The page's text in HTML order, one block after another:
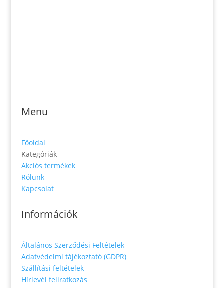
Menu
Főoldal
Kategóriák
Akciós termékek
Rólunk
Kapcsolat
Információk
Általános Szerződési Feltételek
Adatvédelmi tájékoztató (GDPR)
Szállítási feltételek
Hírlevél feliratkozás